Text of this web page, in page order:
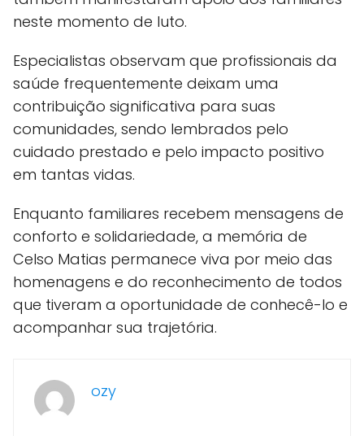
neste momento de luto.
Especialistas observam que profissionais da
saúde frequentemente deixam uma
contribuição significativa para suas
comunidades, sendo lembrados pelo
cuidado prestado e pelo impacto positivo
em tantas vidas.
Enquanto familiares recebem mensagens de
conforto e solidariedade, a memória de
Celso Matias permanece viva por meio das
homenagens e do reconhecimento de todos
que tiveram a oportunidade de conhecê-lo e
acompanhar sua trajetória.
ozy